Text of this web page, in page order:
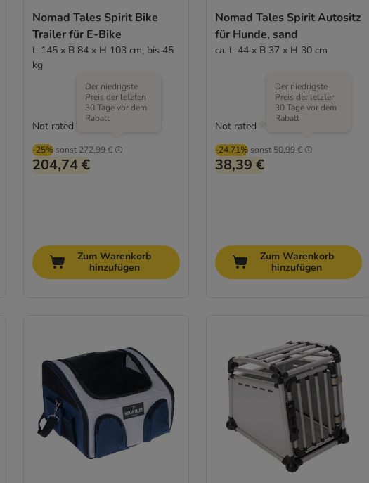
Nomad Tales Spirit Bike
Trailer für E-Bike
L 145 x B 84 x H 103 cm, bis 45
kg
-25% sonst272,99 €
Der niedrigste
Preis der letzten
30 Tage vor dem
Rabatt
204,74 €
Not rated
Zum Warenkorb
hinzufügen
Nomad Tales Spirit Autositz
für Hunde, sand
ca. L 44 x B 37 x H 30 cm
-24.71% sonst50,99 €
Der niedrigste
Preis der letzten
30 Tage vor dem
Rabatt
38,39 €
Not rated
Zum Warenkorb
hinzufügen